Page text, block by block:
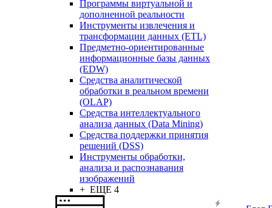
Программы виртуальной и
дополненной реальности
Инструменты извлечения и
трансформации данных (ETL)
Предметно-ориентированные
информационные базы данных
(EDW)
Средства аналитической
обработки в реальном времени
(OLAP)
Средства интеллектуального
анализа данных (Data Mining)
Средства поддержки принятия
решений (DSS)
Инструменты обработки,
анализа и распознавания
изображений
+ ЕЩЕ 4